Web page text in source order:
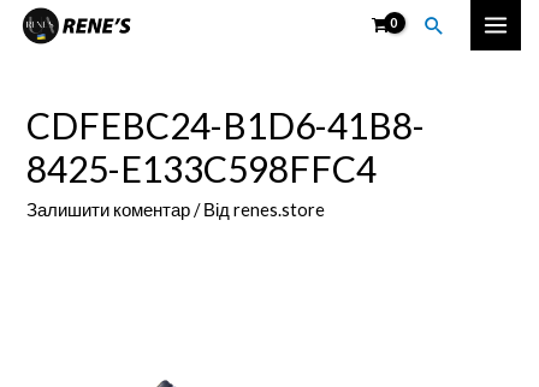
Перейти
Пошук
Main
CDFEBC24-B1D6-41B8-
8425-E133C598FFC4
Залишити коментар / Відrenes.store